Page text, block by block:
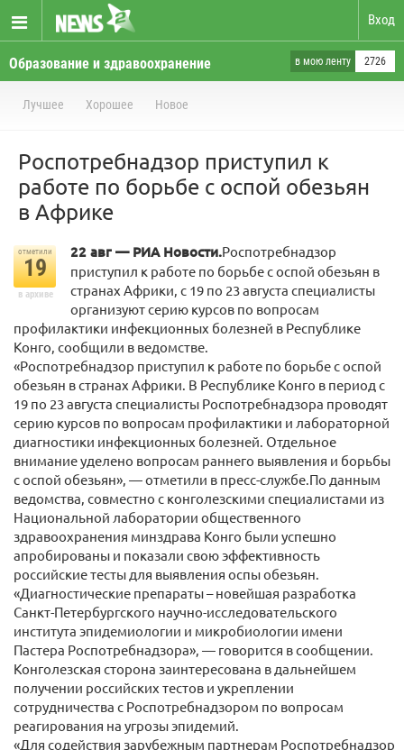
Вход
Образование и здравоохранение в мою ленту 2726
Лучшее Хорошее Новое
Роспотребнадзор приступил к
работе по борьбе с оспой обезьян
в Африке
отметили
19
в архиве
22 авг — РИА Новости.Роспотребнадзор
приступил к работе по борьбе с оспой обезьян в
странах Африки, с 19 по 23 августа специалисты
организуют серию курсов по вопросам
профилактики инфекционных болезней в Республике
Конго, сообщили в ведомстве.
«Роспотребнадзор приступил к работе по борьбе с оспой
обезьян в странах Африки. В Республике Конго в период с
19 по 23 августа специалисты Роспотребнадзора проводят
серию курсов по вопросам профилактики и лабораторной
диагностики инфекционных болезней. Отдельное
внимание уделено вопросам раннего выявления и борьбы
с оспой обезьян», — отметили в пресс-службе.По данным
ведомства, совместно с конголезскими специалистами из
Национальной лаборатории общественного
здравоохранения минздрава Конго были успешно
апробированы и показали свою эффективность
российские тесты для выявления оспы обезьян.
«Диагностические препараты – новейшая разработка
Санкт-Петербургского научно-исследовательского
института эпидемиологии и микробиологии имени
Пастера Роспотребнадзора», — говорится в сообщении.
Конголезская сторона заинтересована в дальнейшем
получении российских тестов и укреплении
сотрудничества с Роспотребнадзором по вопросам
реагирования на угрозы эпидемий.
«Для содействия зарубежным партнерам Роспотребнадзор